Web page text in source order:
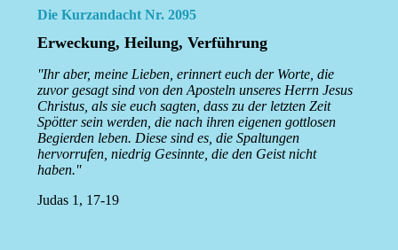
Die Kurzandacht Nr. 2095
Erweckung, Heilung, Verführung
''Ihr aber, meine Lieben, erinnert euch der Worte, die
zuvor gesagt sind von den Aposteln unseres Herrn Jesus
Christus, als sie euch sagten, dass zu der letzten Zeit
Spötter sein werden, die nach ihren eigenen gottlosen
Begierden leben. Diese sind es, die Spaltungen
hervorrufen, niedrig Gesinnte, die den Geist nicht
haben.''
Judas 1, 17-19